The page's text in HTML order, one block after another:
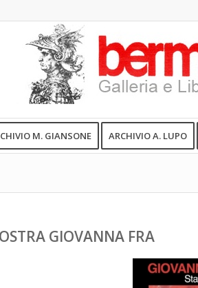
M. GIANSONE ARCHIVIO A. LUPO
GIOVANNA FRA